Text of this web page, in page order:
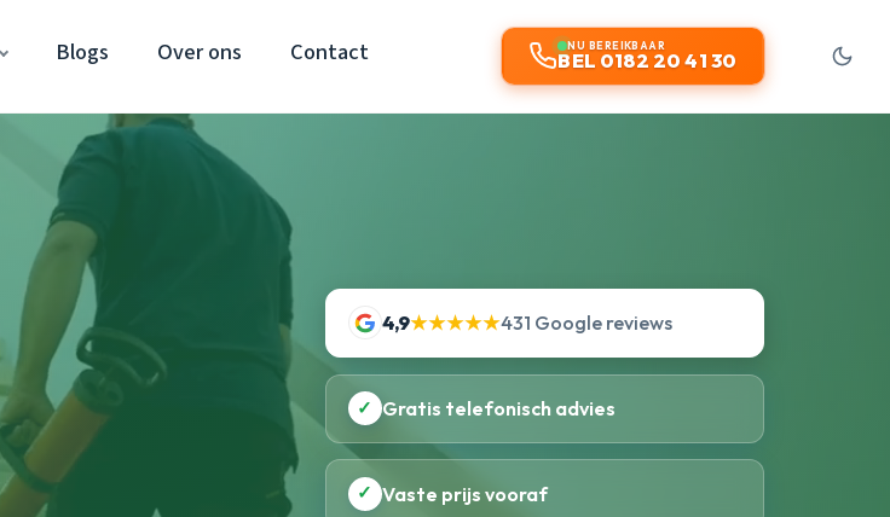
Blogs Over ons Contact NU BEREIKBAAR
BEL 0182 20 41 30
4,9★★★★★431 Google reviews
✓ Gratis telefonisch advies
✓ Vaste prijs vooraf